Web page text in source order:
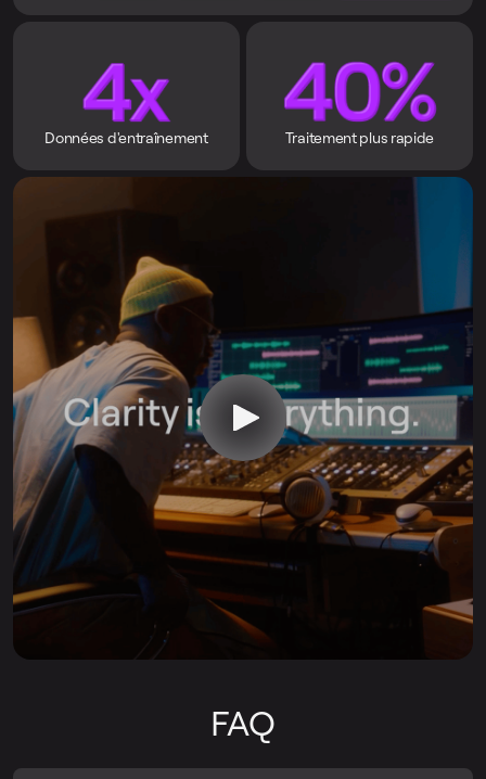
Données d'entraînement Traitement plus rapide
FAQ